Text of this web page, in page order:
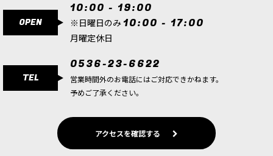
エフェクト
OPEN
10:00 - 19:00
※日曜日のみ 10:00 - 17:00
月曜定休日
TEL
0536-23-6622
営業時間外のお電話にはご対応できかねます。
予めご了承ください。
アクセスを確認する